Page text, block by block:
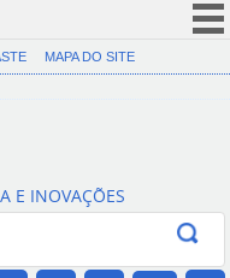
CORONAVÍRUS (COVID-19)
Canais
MAPA DO SITE
E INOVAÇÕES